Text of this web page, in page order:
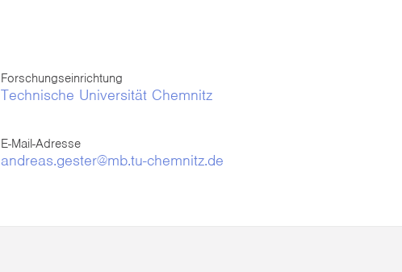
Forschungseinrichtung
Technische Universität Chemnitz
E-Mail-Adresse
andreas.gester@mb.tu-chemnitz.de